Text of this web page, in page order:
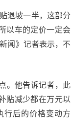
退坡一半，这部分
以车的定价一定会
闻》记者表示，不
。他告诉记者，此
贴减少都在万元以
行后的价格变动方